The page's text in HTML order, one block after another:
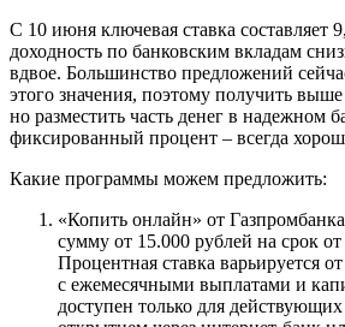
С 10 июня ключевая ставка составляет
доходность по банковским вкладам
вдвое. Большинство предложений
этого значения, поэтому получить
но разместить часть денег в надежном
фиксированный процент – всегда
Какие программы можем предложить:
«Копить онлайн» от
сумму от 15.000 рублей на срок
Процентная ставка варьируется
с ежемесячными выплатами и
доступен только для